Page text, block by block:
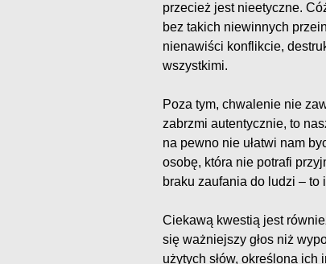
przecież jest nieetyczne.
bez takich niewinnych
nienawiści konflikcie,
wszystkimi.
Poza tym, chwalenie nie
zabrzmi autentycznie, to
na pewno nie ułatwi nam
osobę, która nie potrafi
braku zaufania do ludzi – to
Ciekawą kwestią jest
się ważniejszy głos niż
użytych słów, określona